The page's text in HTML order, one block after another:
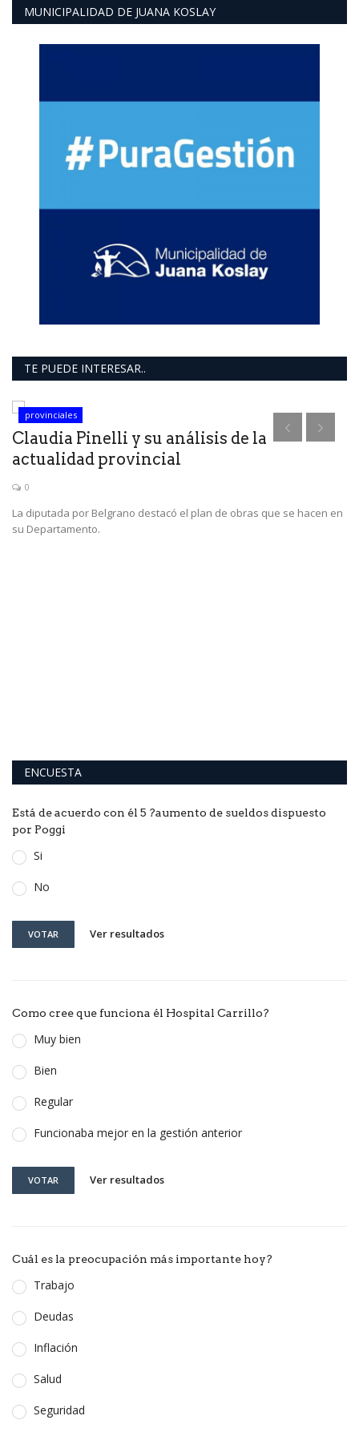
MUNICIPALIDAD DE JUANA KOSLAY
TE PUEDE INTERESAR..
provinciales
Claudia Pinelli y su análisis de la
actualidad provincial
0
La diputada por Belgrano destacó el plan de obras que se hacen en
su Departamento.
ENCUESTA
Está de acuerdo con él 5 ?aumento de sueldos dispuesto
por Poggi
Si
No
VOTAR Ver resultados
Como cree que funciona él Hospital Carrillo?
Muy bien
Bien
Regular
Funcionaba mejor en la gestión anterior
VOTAR Ver resultados
Cuál es la preocupación más importante hoy?
Trabajo
Deudas
Inflación
Salud
Seguridad